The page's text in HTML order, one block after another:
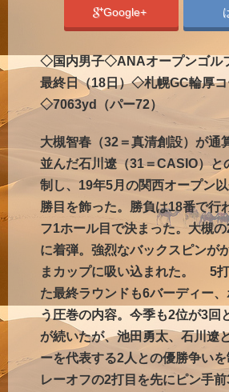
Google+
◇国内男子◇ANAオープンゴル
最終日（18日）◇札幌GC輪厚
◇7063yd（パー72）
大槻智春（32＝真清創設）が通
並んだ石川遼（31＝CASIO）と
制し、19年5月の関西オープン
勝目を飾った。勝負は18番で行
フ1ホール目で決まった。大槻
に着弾。強烈なバックスピンが
まカップに吸い込まれた。 5
た最終ラウンドも6バーディー
う圧巻の内容。今季も2位が3回
が続いたが、池田勇太、石川遼
ーを代表する2人との優勝争い
レーオフの2打目を先にピン手